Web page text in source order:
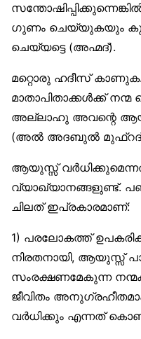
ഗുണം ചെയ്യുകയും
ചെയ്യട്ടെ (അഹ്മദ്).
മറ്റൊരു ഹദീസ്
മാതാപിതാക്കൾക്ക്
അല്ലാഹു അവന്റെ ആയുസ്സ്
(അൽ അദബുൽ
ആയുസ്സ്
വ്യാഖ്യാനങ്ങളുണ്ട്.
ചിലത് ഇപ്രകാരമാണ്:
1) പരലോകത്ത്
നിരതനായി, ആയുസ്സ്
സംരക്ഷണമേകുന്ന
ജീവിതം
വർധിക്കും എന്നത്